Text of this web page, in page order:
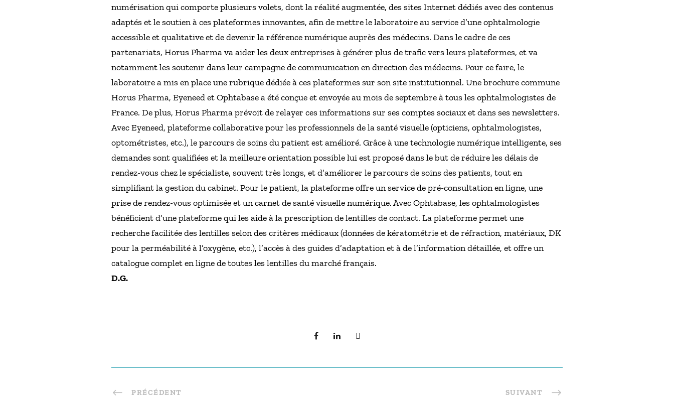
numérisation qui comporte plusieurs volets, dont la réalité augmentée, des sites Internet dédiés avec des contenus
adaptés et le soutien à ces plateformes innovantes, afin de mettre le laboratoire au service d’une ophtalmologie
accessible et qualitative et de devenir la référence numérique auprès des médecins. Dans le cadre de ces
partenariats, Horus Pharma va aider les deux entreprises à générer plus de trafic vers leurs plateformes, et va
notamment les soutenir dans leur campagne de communication en direction des médecins. Pour ce faire, le
laboratoire a mis en place une rubrique dédiée à ces plateformes sur son site institutionnel. Une brochure commune
Horus Pharma, Eyeneed et Ophtabase a été conçue et envoyée au mois de septembre à tous les ophtalmologistes de
France. De plus, Horus Pharma prévoit de relayer ces informations sur ses comptes sociaux et dans ses newsletters.
Avec Eyeneed, plateforme collaborative pour les professionnels de la santé visuelle (opticiens, ophtalmologistes,
optométristes, etc.), le parcours de soins du patient est amélioré. Grâce à une technologie numérique intelligente, ses
demandes sont qualifiées et la meilleure orientation possible lui est proposé dans le but de réduire les délais de
rendez-vous chez le spécialiste, souvent très longs, et d’améliorer le parcours de soins des patients, tout en
simplifiant la gestion du cabinet. Pour le patient, la plateforme offre un service de pré-consultation en ligne, une
prise de rendez-vous optimisée et un carnet de santé visuelle numérique. Avec Ophtabase, les ophtalmologistes
bénéficient d’une plateforme qui les aide à la prescription de lentilles de contact. La plateforme permet une
recherche facilitée des lentilles selon des critères médicaux (données de kératométrie et de réfraction, matériaux, DK
pour la perméabilité à l’oxygène, etc.), l’accès à des guides d’adaptation et à de l’information détaillée, et offre un
catalogue complet en ligne de toutes les lentilles du marché français.
D.G.
PRÉCÉDENT SUIVANT